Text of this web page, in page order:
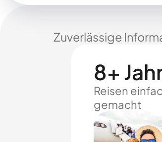
Zuverlässige
8+
Reisen
gemacht